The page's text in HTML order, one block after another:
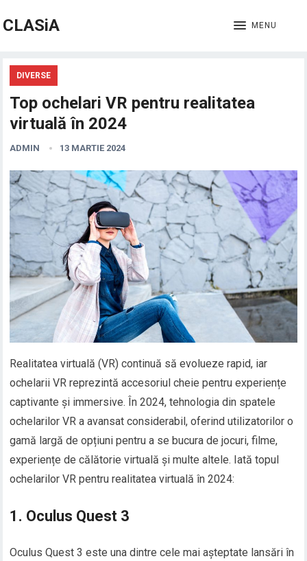
CLASiA MENU
DIVERSE
Top ochelari VR pentru realitatea
virtuală în 2024
ADMIN 13 MARTIE 2024
Realitatea virtuală (VR) continuă să evolueze rapid, iar
ochelarii VR reprezintă accesoriul cheie pentru experiențe
captivante și immersive. În 2024, tehnologia din spatele
ochelarilor VR a avansat considerabil, oferind utilizatorilor o
gamă largă de opțiuni pentru a se bucura de jocuri, filme,
experiențe de călătorie virtuală și multe altele. Iată topul
ochelarilor VR pentru realitatea virtuală în 2024:
1. Oculus Quest 3
Oculus Quest 3 este una dintre cele mai așteptate lansări în